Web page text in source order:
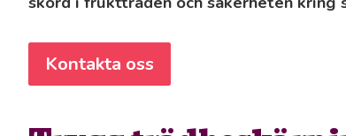
Kontakta oss